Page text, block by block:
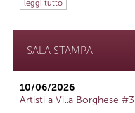
leggi tutto
SALA STAMPA
10/06/2026
Artisti a Villa Borghese #3